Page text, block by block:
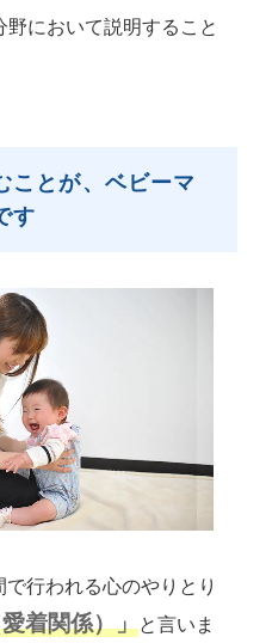
において説明すること
ことが、ベビーマ
す
行われる心のやりとり
着関係）」と言いま